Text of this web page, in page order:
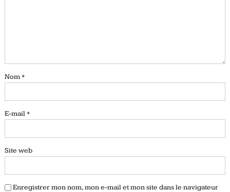
Nom *
E-mail *
Site web
Enregistrer mon nom, mon e-mail et mon site dans le navigateur